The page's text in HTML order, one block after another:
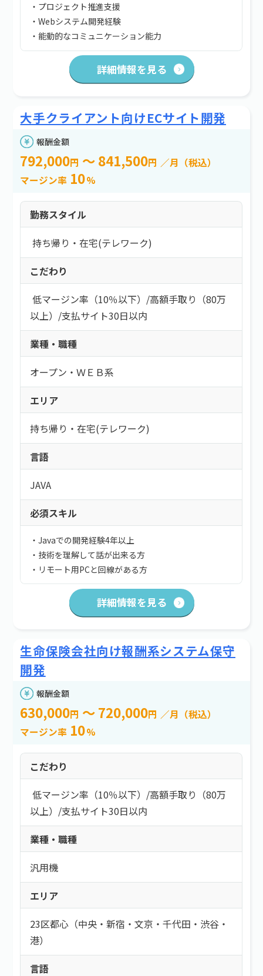
・プロジェクト推進支援
・Webシステム開発経験
・能動的なコミュニケーション能力
詳細情報を見る
大手クライアント向けECサイト開発
報酬金額
792,000円 ～ 841,500円 ／月（税込）
マージン率 10%
勤務スタイル
持ち帰り・在宅(テレワーク)
こだわり
低マージン率（10％以下） /高額手取り（80万
以上） /支払サイト30日以内
業種・職種
オープン・ＷＥＢ系
エリア
持ち帰り・在宅(テレワーク)
言語
JAVA
必須スキル
・Javaでの開発経験4年以上
・技術を理解して話が出来る方
・リモート用PCと回線がある方
詳細情報を見る
生命保険会社向け報酬系システム保守
開発
報酬金額
630,000円 ～ 720,000円 ／月（税込）
マージン率 10%
こだわり
低マージン率（10％以下） /高額手取り（80万
以上） /支払サイト30日以内
業種・職種
汎用機
エリア
23区都心（中央・新宿・文京・千代田・渋谷・
港）
言語